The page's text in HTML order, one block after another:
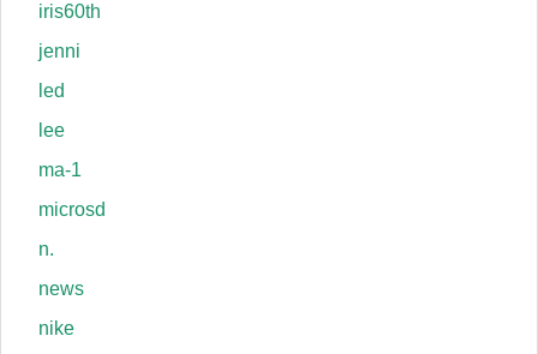
iris60th
jenni
led
lee
ma-1
microsd
n.
news
nike